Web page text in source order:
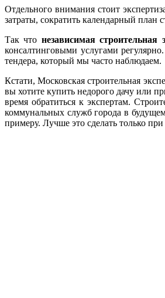
Отдельного внимания стоит
затраты, сократить календарный план
Так что независимая строительная
консалтинговыми услугами
тендера, который мы часто наблюдаем.
Кстати, Московская строительная
вы хотите купить недорого дачу или
время обратиться к экспертам.
коммунальных служб города в
примеру. Лучше это сделать только